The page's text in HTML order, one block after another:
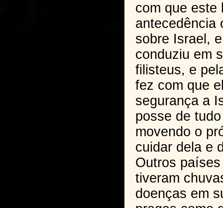
com que este
antecedência
sobre Israel,
conduziu em
filisteus, e
fez com que
segurança a
posse de
movendo o
cuidar dela e
Outros
tiveram
doenças em